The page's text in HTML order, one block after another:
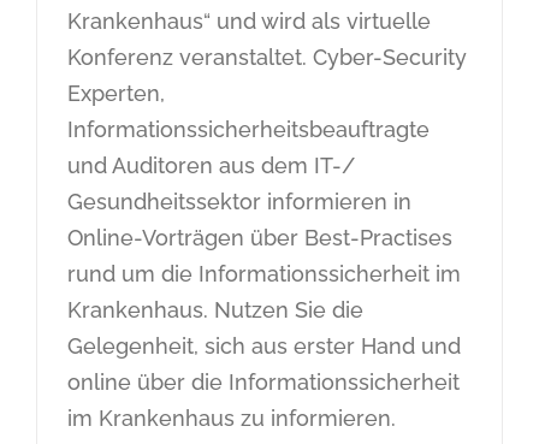
Krankenhaus“ und wird als virtuelle
Konferenz veranstaltet. Cyber-Security
Experten,
Informationssicherheitsbeauftragte
und Auditoren aus dem IT-/
Gesundheitssektor informieren in
Online-Vorträgen über Best-Practises
rund um die Informationssicherheit im
Krankenhaus. Nutzen Sie die
Gelegenheit, sich aus erster Hand und
online über die Informationssicherheit
im Krankenhaus zu informieren.